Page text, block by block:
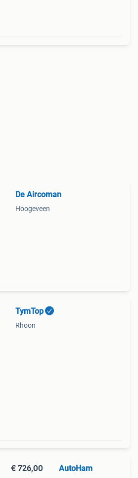
De Aircoman
Hoogeveen
TymTop
Rhoon
€ 726,00 AutoHam